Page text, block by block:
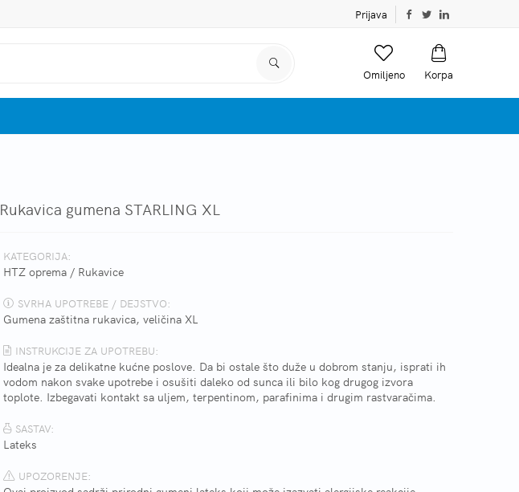
Prijava
Omiljeno Korpa
Rukavica gumena STARLING XL
KATEGORIJA:
HTZ oprema / Rukavice
SVRHA UPOTREBE / DEJSTVO:
Gumena zaštitna rukavica, veličina XL
INSTRUKCIJE ZA UPOTREBU:
Idealna je za delikatne kućne poslove. Da bi ostale što duže u dobrom stanju, isprati ih
vodom nakon svake upotrebe i osušiti daleko od sunca ili bilo kog drugog izvora
toplote. Izbegavati kontakt sa uljem, terpentinom, parafinima i drugim rastvaračima.
SASTAV:
Lateks
UPOZORENJE: